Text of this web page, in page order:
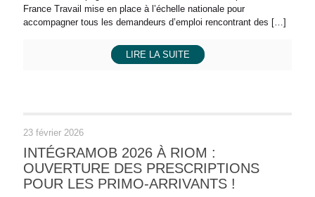
France Travail mise en place à l’échelle nationale pour
accompagner tous les demandeurs d’emploi rencontrant des […]
LIRE LA SUITE
23 février 2026
INTÉGRAMOB 2026 À RIOM :
OUVERTURE DES PRESCRIPTIONS
POUR LES PRIMO‑ARRIVANTS !